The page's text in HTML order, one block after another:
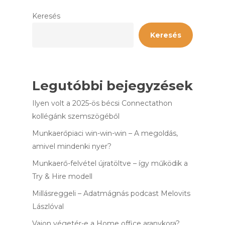
Keresés
Keresés
Legutóbbi bejegyzések
Ilyen volt a 2025-ös bécsi Connectathon
kollégánk szemszögéből
Munkaerőpiaci win-win-win – A megoldás,
amivel mindenki nyer?
Munkaerő-felvétel újratöltve – így működik a
Try & Hire modell
Millásreggeli – Adatmágnás podcast Melovits
Lászlóval